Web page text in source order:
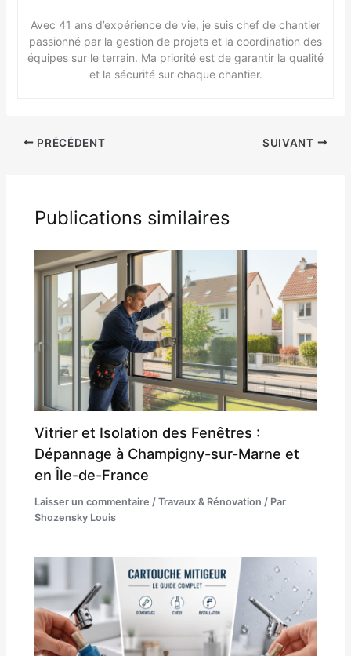
Avec 41 ans d’expérience de vie, je suis chef de chantier
passionné par la gestion de projets et la coordination des
équipes sur le terrain. Ma priorité est de garantir la qualité
et la sécurité sur chaque chantier.
PRÉCÉDENT SUIVANT
Publications similaires
Vitrier et Isolation des Fenêtres :
Dépannage à Champigny-sur-Marne et
en Île-de-France
Laisser un commentaire /Travaux & Rénovation / Par
Shozensky Louis